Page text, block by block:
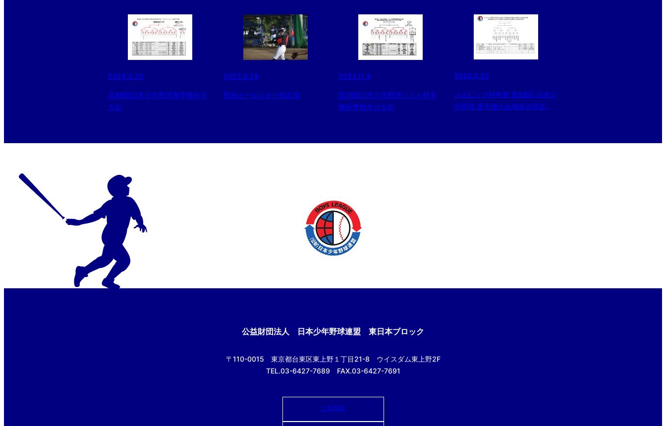
2024.3.20
第49回日本少年野球春季神奈川
大会
2022.8.29
報知オールスター戦出場
2023.11.4
第16回日本少年野球リスト杯争
奪秋季神奈川大会
2025.5.25
メルビック杯争奪 第56回 日本少
年野球 選手権大会神奈川県支部
公益財団法人 日本少年野球連盟 東日本ブロック
〒110-0015 東京都台東区東上野１丁目21-8 ウイスダム東上野2F
TEL.03-6427-7689 FAX.03-6427-7691
ご意見箱